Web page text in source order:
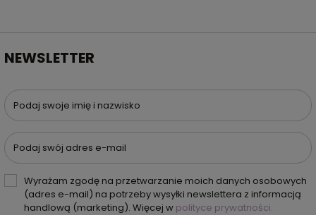
NEWSLETTER
Podaj swoje imię i nazwisko
Podaj swój adres e-mail
Wyrażam zgodę na przetwarzanie moich danych osobowych
(adres e-mail) na potrzeby wysyłki newslettera z informacją
handlową (marketing). Więcej w polityce prywatności.